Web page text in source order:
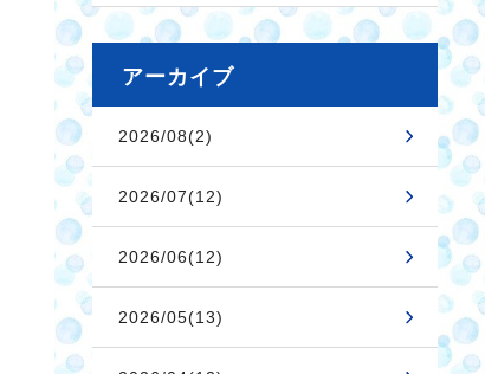
アーカイブ
2026/08(2)
2026/07(12)
2026/06(12)
2026/05(13)